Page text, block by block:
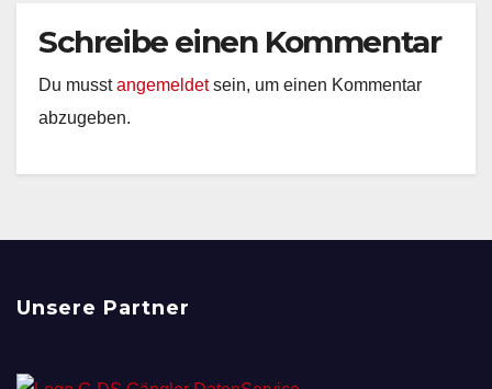
Schreibe einen Kommentar
Du musstangemeldetsein, um einen Kommentar
abzugeben.
Unsere Partner